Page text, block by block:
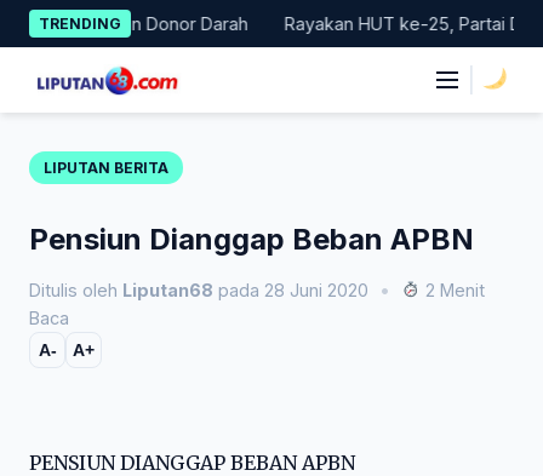
Skip
to
content
TRENDING
Donor Darah Rayakan HUT ke-25, Partai Demokrat
LIPUTAN BERITA
Pensiun Dianggap Beban APBN
Ditulis oleh Liputan68 pada 28 Juni 2020 •
2 Menit
Baca
A- A+
PENSIUN DIANGGAP BEBAN APBN